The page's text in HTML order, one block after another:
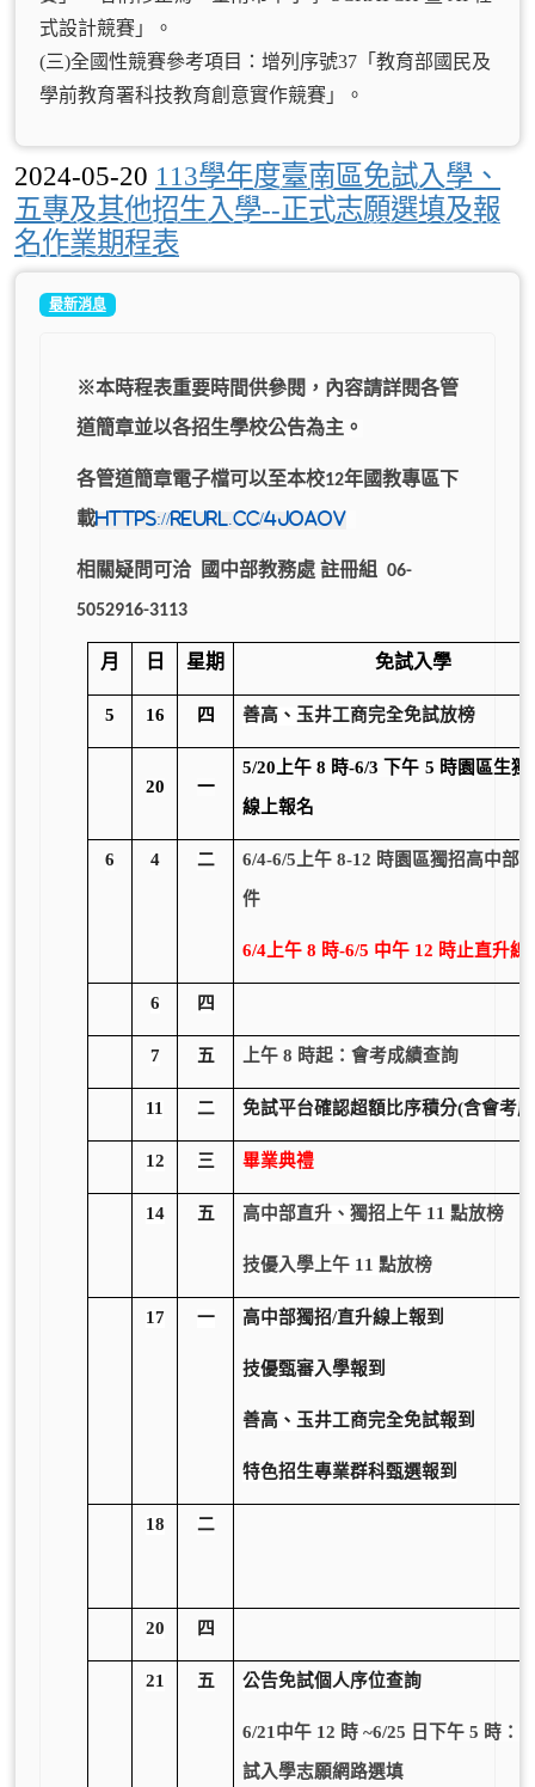
式設計競賽」。
(三)全國性競賽參考項目：增列序號37「教育部國民及
學前教育署科技教育創意實作競賽」。
2024-05-20 113學年度臺南區免試入學、
五專及其他招生入學--正式志願選填及報
名作業期程表
最新消息
※本時程表重要時間供參閱，內容請詳閱各管
道簡章並以各招生學校公告為主。
各管道簡章電子檔可以至本校12年國教專區下
載https://reurl.cc/4joaov
相關疑問可洽 國中部教務處 註冊組 06-
5052916-3113
月 日 星期 免試入學
5 16 四 善高、玉井工商完全免試放榜
20 一
5/20 上午 8 時-6/3 下午 5 時園區生獨
線上報名
6 4 二 6/4-6/5 上午 8-12 時園區獨招高中部
件
6/4 上午 8 時-6/5 中午 12 時止直升線
6 四
7 五 上午 8 時起：會考成績查詢
11 二 免試平台確認超額比序積分(含會考成
12 三 畢業典禮
14 五 高中部直升、獨招上午 11 點放榜
技優入學上午 11 點放榜
17 一 高中部獨招/直升線上報到
技優甄審入學報到
善高、玉井工商完全免試報到
特色招生專業群科甄選報到
18 二
20 四
21 五 公告免試個人序位查詢
6/21 中午 12 時 ~6/25 日下午 5 時：
試入學志願網路選填